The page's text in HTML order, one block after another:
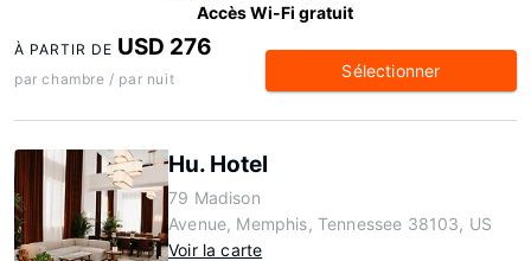
Accès Wi-Fi gratuit
À PARTIR DE USD 276
par chambre / par nuit Sélectionner
Hu. Hotel
79 Madison
Avenue, Memphis, Tennessee 38103, US
Voir la carte